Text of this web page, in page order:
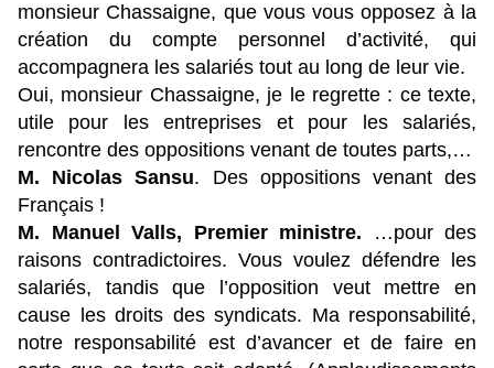
monsieur Chassaigne, que vous vous opposez à la
création du compte personnel d’activité, qui
accompagnera les salariés tout au long de leur vie.
Oui, monsieur Chassaigne, je le regrette : ce texte,
utile pour les entreprises et pour les salariés,
rencontre des oppositions venant de toutes parts,…
M. Nicolas Sansu. Des oppositions venant des
Français !
M. Manuel Valls, Premier ministre. …pour des
raisons contradictoires. Vous voulez défendre les
salariés, tandis que l’opposition veut mettre en
cause les droits des syndicats. Ma responsabilité,
notre responsabilité est d’avancer et de faire en